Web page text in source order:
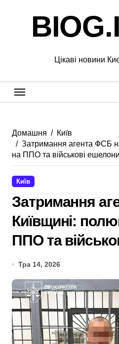
Цікаві новини
Домашня
Київ
Затримання агента ФСБ
на ППО та військові ешелони
Київ
Затримання
Київщині:
ППО та
Тра 14, 2026